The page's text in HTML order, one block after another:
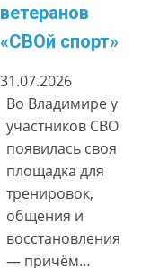
ветеранов
«СВОй спорт»
31.07.2026
Во Владимире у
участников СВО
появилась своя
площадка для
тренировок,
общения и
восстановления
— причём…